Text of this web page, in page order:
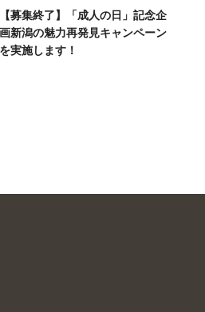
【募集終了】「成人の日」記念企
画新潟の魅力再発見キャンペーン
を実施します！